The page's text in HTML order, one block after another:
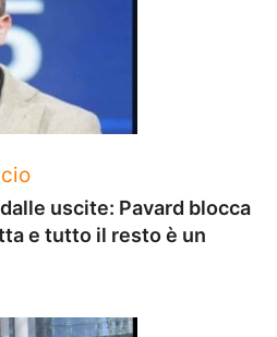
uscite: Pavard blocca
e tutto il resto è un